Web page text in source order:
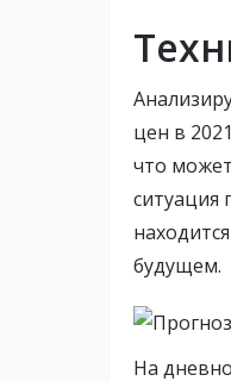
цен в
что
ситуация
будущем.
На